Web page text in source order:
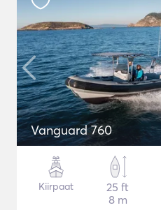
Vanguard 760
Kiirpaat
25 ft
8 m